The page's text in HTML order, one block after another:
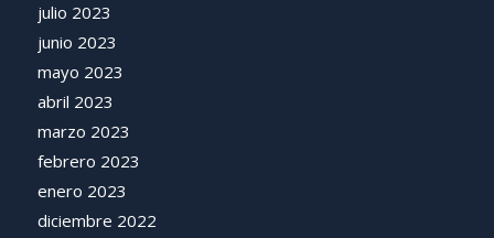
julio 2023
junio 2023
mayo 2023
abril 2023
marzo 2023
febrero 2023
enero 2023
diciembre 2022